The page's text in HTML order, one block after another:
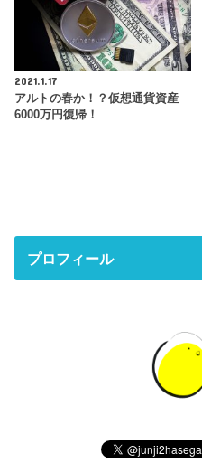
2021.1.17
アルトの春か！？仮想通貨資産
6000万円復帰！
プロフィール